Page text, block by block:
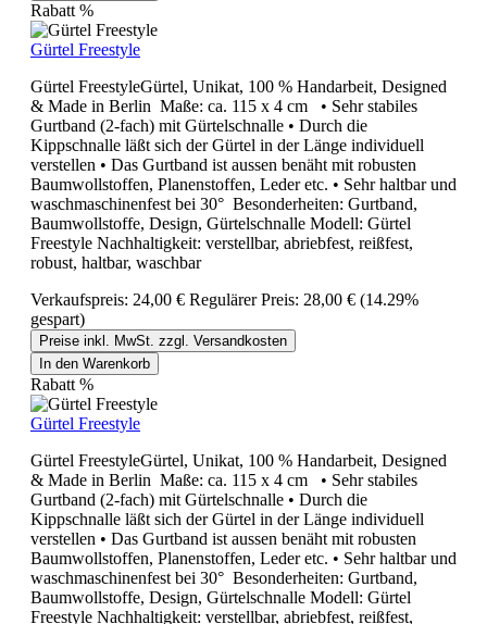
Rabatt %
Gürtel Freestyle
Gürtel FreestyleGürtel, Unikat, 100 % Handarbeit, Designed
& Made in Berlin Maße: ca. 115 x 4 cm • Sehr stabiles
Gurtband (2-fach) mit Gürtelschnalle • Durch die
Kippschnalle läßt sich der Gürtel in der Länge individuell
verstellen • Das Gurtband ist aussen benäht mit robusten
Baumwollstoffen, Planenstoffen, Leder etc. • Sehr haltbar und
waschmaschinenfest bei 30° Besonderheiten: Gurtband,
Baumwollstoffe, Design, Gürtelschnalle Modell: Gürtel
Freestyle Nachhaltigkeit: verstellbar, abriebfest, reißfest,
robust, haltbar, waschbar
Verkaufspreis: 24,00 € Regulärer Preis: 28,00 € (14.29%
gespart)
Preise inkl. MwSt. zzgl. Versandkosten
In den Warenkorb
Rabatt %
Gürtel Freestyle
Gürtel FreestyleGürtel, Unikat, 100 % Handarbeit, Designed
& Made in Berlin Maße: ca. 115 x 4 cm • Sehr stabiles
Gurtband (2-fach) mit Gürtelschnalle • Durch die
Kippschnalle läßt sich der Gürtel in der Länge individuell
verstellen • Das Gurtband ist aussen benäht mit robusten
Baumwollstoffen, Planenstoffen, Leder etc. • Sehr haltbar und
waschmaschinenfest bei 30° Besonderheiten: Gurtband,
Baumwollstoffe, Design, Gürtelschnalle Modell: Gürtel
Freestyle Nachhaltigkeit: verstellbar, abriebfest, reißfest,